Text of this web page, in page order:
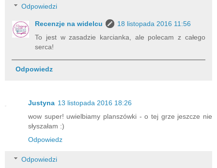
Odpowiedzi
Recenzje na widelcu
18 listopada 2016 11:56
To jest w zasadzie karcianka, ale polecam z całego
serca!
Odpowiedz
Justyna 13 listopada 2016 18:26
wow super! uwielbiamy planszówki - o tej grze jeszcze nie
słyszałam :)
Odpowiedz
Odpowiedzi